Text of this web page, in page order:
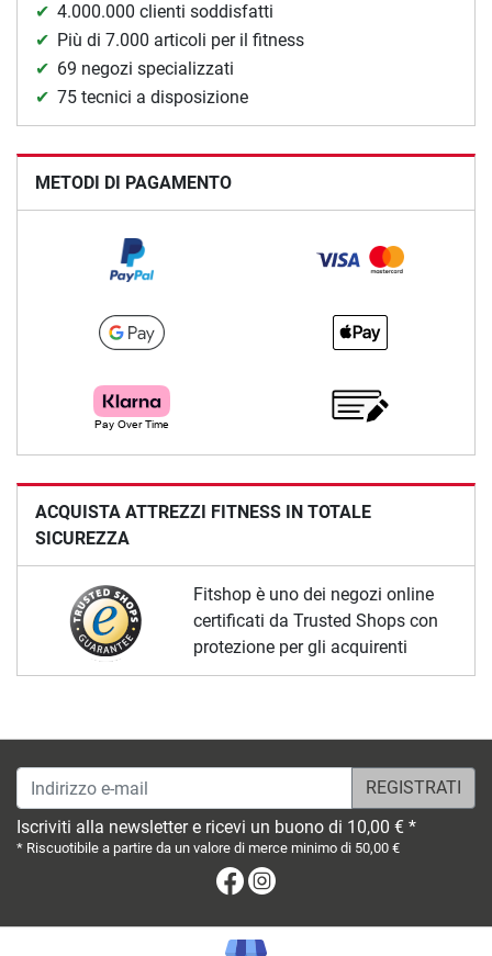
4.000.000 clienti soddisfatti
Più di 7.000 articoli per il fitness
69 negozi specializzati
75 tecnici a disposizione
METODI DI PAGAMENTO
ACQUISTA ATTREZZI FITNESS IN TOTALE
SICUREZZA
Fitshop è uno dei negozi online
certificati da Trusted Shops con
protezione per gli acquirenti
Indirizzo e-mail
Iscriviti alla newsletter e ricevi un buono di 10,00 € *
* Riscuotibile a partire da un valore di merce minimo di 50,00 €
Facebook